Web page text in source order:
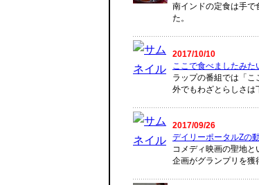
南インドの定食は手で
た。
2017/10/10
ここで食べましたみ
ラップの番組では「
外でもわざとらしさは
2017/09/26
デイリーポータルZの
コメディ映画の聖地
企画がグランプリを獲